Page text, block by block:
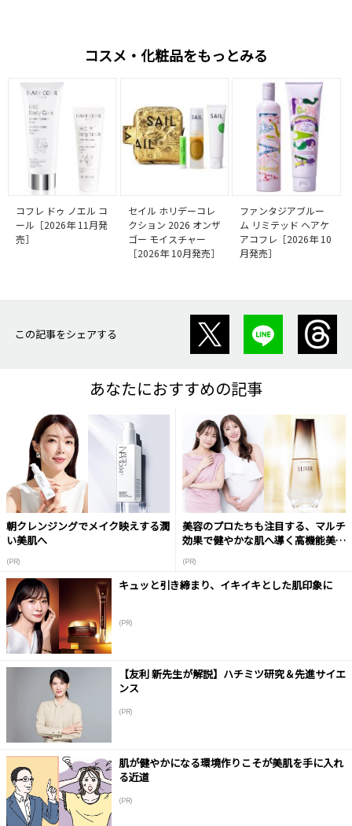
コスメ・化粧品をもっとみる
コフレ ドゥ ノエル コ
ール［2026年 11月発
売］
セイル ホリデーコレ
クション 2026 オンザ
ゴー モイスチャー
［2026年 10月発売］
ファンタジアブルー
ム リミテッド ヘアケ
アコフレ［2026年 10
月発売］
この記事をシェアする
あなたにおすすめの記事
朝クレンジングでメイク映えする潤
い美肌へ
(PR)
美容のプロたちも注目する、マルチ
効果で健やかな肌へ導く高機能美容
(PR)
キュッと引き締まり、イキイキとした肌印象に
(PR)
【友利 新先生が解説】ハチミツ研究＆先進サイエ
ンス
(PR)
肌が健やかになる環境作りこそが美肌を手に入れ
る近道
(PR)